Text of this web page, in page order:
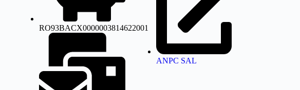
RO93BACX0000003814622001
ANPC SAL